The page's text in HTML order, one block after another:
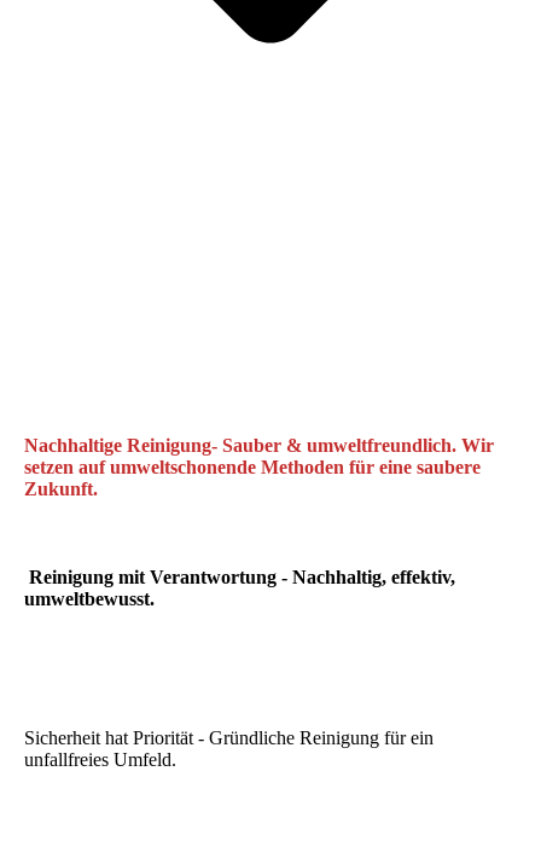
Nachhaltige Reinigung- Sauber & umweltfreundlich. Wir
setzen auf umweltschonende Methoden für eine saubere
Zukunft.
Reinigung mit Verantwortung - Nachhaltig, effektiv,
umweltbewusst.
Sicherheit hat Priorität - Gründliche Reinigung für ein
unfallfreies Umfeld.